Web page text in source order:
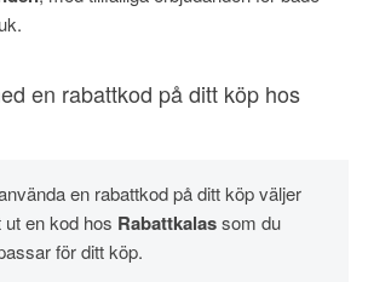
en rabattkod på ditt köp hos
en rabattkod på ditt köp väljer
ut en kod hos Rabattkalassom du
för ditt köp.